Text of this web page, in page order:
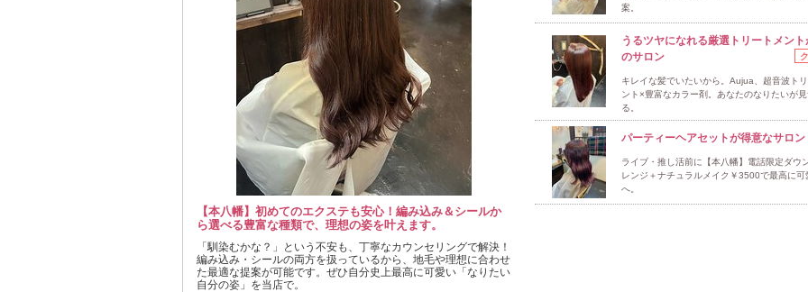
【本八幡】初めてのエクステも安心！編み込み＆シールか
ら選べる豊富な種類で、理想の姿を叶えます。
「馴染むかな？」という不安も、丁寧なカウンセリングで解決！
編み込み・シールの両方を扱っているから、地毛や理想に合わせ
た最適な提案が可能です。ぜひ自分史上最高に可愛い「なりたい
自分の姿」を当店で。
案。
うるツヤになれる厳選トリートメント
のサロン
キレイな髪でいたいから。Aujua、超音波ト
ント×豊富なカラー剤。あなたのなりたいが
る。
パーティーヘアセットが得意なサロン
ライブ・推し活前に【本八幡】電話限定ダウ
レンジ＋ナチュラルメイク￥3500で最高に可
へ。